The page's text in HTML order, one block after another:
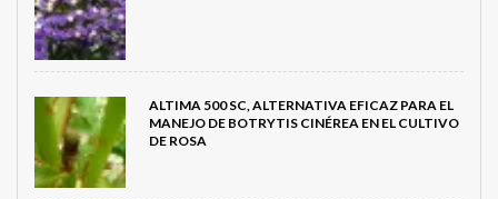
ALTIMA 500 SC, ALTERNATIVA EFICAZ PARA EL
MANEJO DE BOTRYTIS CINÉREA EN EL CULTIVO
DE ROSA